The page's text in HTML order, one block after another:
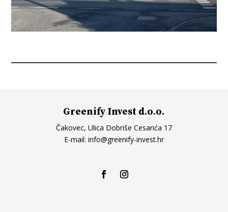
Greenify Invest d.o.o.
Čakovec, Ulica Dobriše Cesarića 17
E-mail: info@greenify-invest.hr